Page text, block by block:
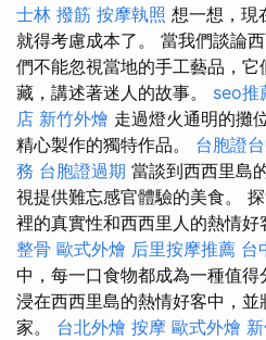
士林 撥筋 按摩執照 想一想，現
就得考慮成本了。 當我們談論
們不能忽視當地的手工藝品，
藏，講述著迷人的故事。 seo推
店 新竹外燴 走過燈火通明的攤
精心製作的獨特作品。 台胞證
務 台胞證過期 當談到西西里島
視提供難忘感官體驗的美食。
裡的真實性和西西里人的熱情好
整骨 歐式外燴 后里按摩推薦 台
中，每一口食物都成為一種值
浸在西西里島的熱情好客中，
家。 台北外燴 按摩 歐式外燴